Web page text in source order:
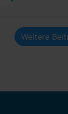
Weitere